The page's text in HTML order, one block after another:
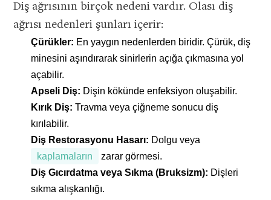
Diş ağrısının birçok nedeni vardır. Olası diş
ağrısı nedenleri şunları içerir:
Çürükler: En yaygın nedenlerden biridir. Çürük, diş
minesini aşındırarak sinirlerin açığa çıkmasına yol
açabilir.
Apseli Diş: Dişin kökünde enfeksiyon oluşabilir.
Kırık Diş: Travma veya çiğneme sonucu diş
kırılabilir.
Diş Restorasyonu Hasarı: Dolgu veya
kaplamaların
zarar görmesi.
Diş Gıcırdatma veya Sıkma (Bruksizm): Dişleri
sıkma alışkanlığı.